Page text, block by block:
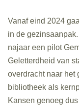
Vanaf eind 2024
in de
najaar een pilot
Geletterdheid van
overdracht naar het
bibliotheek als
Kansen genoeg